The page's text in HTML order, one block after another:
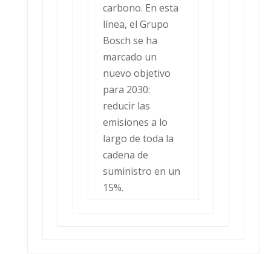
carbono. En esta
línea, el Grupo
Bosch se ha
marcado un
nuevo objetivo
para 2030:
reducir las
emisiones a lo
largo de toda la
cadena de
suministro en un
15%.